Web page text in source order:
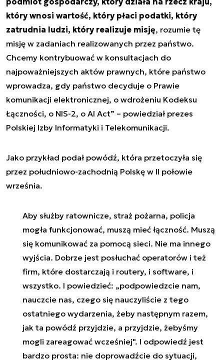
który wnosi wartość, który płaci podatki, który
zatrudnia ludzi, który realizuje misję, rozumie tę
misję w zadaniach realizowanych przez państwo.
Chcemy kontrybuować w konsultacjach do
najpoważniejszych aktów prawnych, które państwo
wprowadza, gdy państwo decyduje o Prawie
komunikacji elektronicznej, o wdrożeniu Kodeksu
Łączności, o NIS-2, o AI Act” – powiedział prezes
Polskiej Izby Informatyki i Telekomunikacji.
Jako przykład podał powódź, która przetoczyła się
przez południowo-zachodnią Polskę w II połowie
września.
Aby służby ratownicze, straż pożarna, policja
mogła funkcjonować, muszą mieć łączność. Muszą
się komunikować za pomocą sieci. Nie ma innego
wyjścia. Dobrze jest posłuchać operatorów i też
firm, które dostarczają i routery, i software, i
wszystko. I powiedzieć: „podpowiedzcie nam,
nauczcie nas, czego się nauczyliście z tego
ostatniego wydarzenia, żeby następnym razem,
jak ta powódź przyjdzie, a przyjdzie, żebyśmy
mogli zareagować wcześniej". I odpowiedź jest
bardzo prosta: nie doprowadźcie do sytuacji,